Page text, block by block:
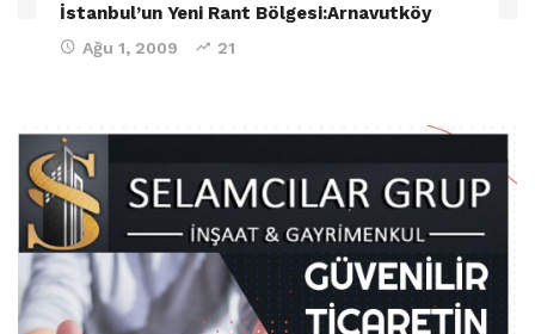
İstanbul’un Yeni Rant Bölgesi:Arnavutköy
Ağu 1, 2009 21